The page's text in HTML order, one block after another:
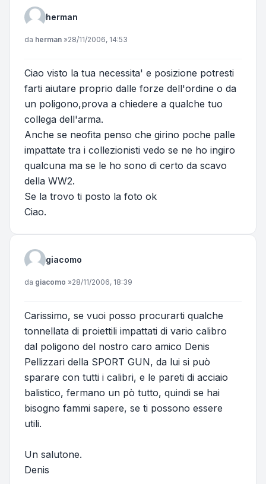
herman
Messaggio
da herman »28/11/2006, 14:53
Ciao visto la tua necessita' e posizione potresti
farti aiutare proprio dalle forze dell'ordine o da
un poligono,prova a chiedere a qualche tuo
collega dell'arma.
Anche se neofita penso che girino poche palle
impattate tra i collezionisti vedo se ne ho ingiro
qualcuna ma se le ho sono di certo da scavo
della WW2.
Se la trovo ti posto la foto ok
Ciao.
giacomo
Messaggio
da giacomo »28/11/2006, 18:39
Carissimo, se vuoi posso procurarti qualche
tonnellata di proiettili impattati di vario calibro
dal poligono del nostro caro amico Denis
Pellizzari della SPORT GUN, da lui si può
sparare con tutti i calibri, e le pareti di acciaio
balistico, fermano un pò tutto, quindi se hai
bisogno fammi sapere, se ti possono essere
utili.
Un salutone.
Denis